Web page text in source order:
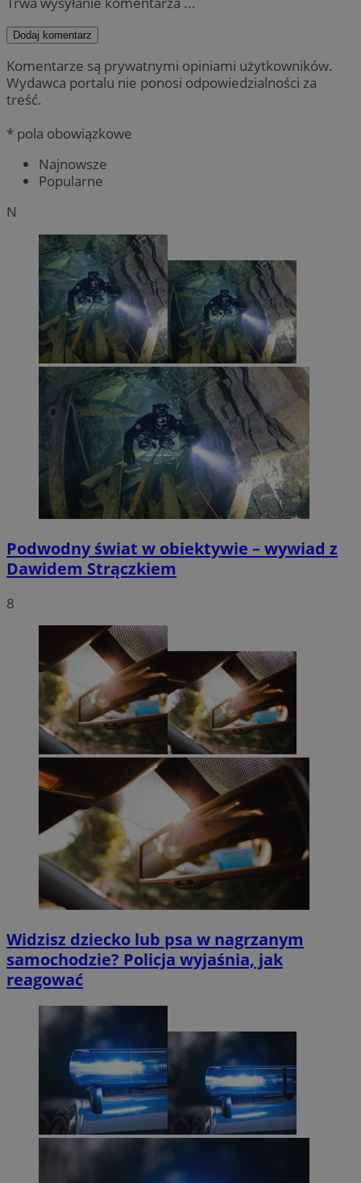
Dodaj komentarz
Komentarze są prywatnymi opiniami użytkowników.
Wydawca portalu nie ponosi odpowiedzialności za
treść.
* pola obowiązkowe
Najnowsze
Popularne
N
Podwodny świat w obiektywie – wywiad z
Dawidem Strączkiem
8
Widzisz dziecko lub psa w nagrzanym
samochodzie? Policja wyjaśnia, jak
reagować